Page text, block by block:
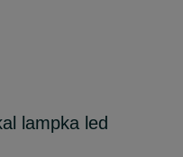
lampka led